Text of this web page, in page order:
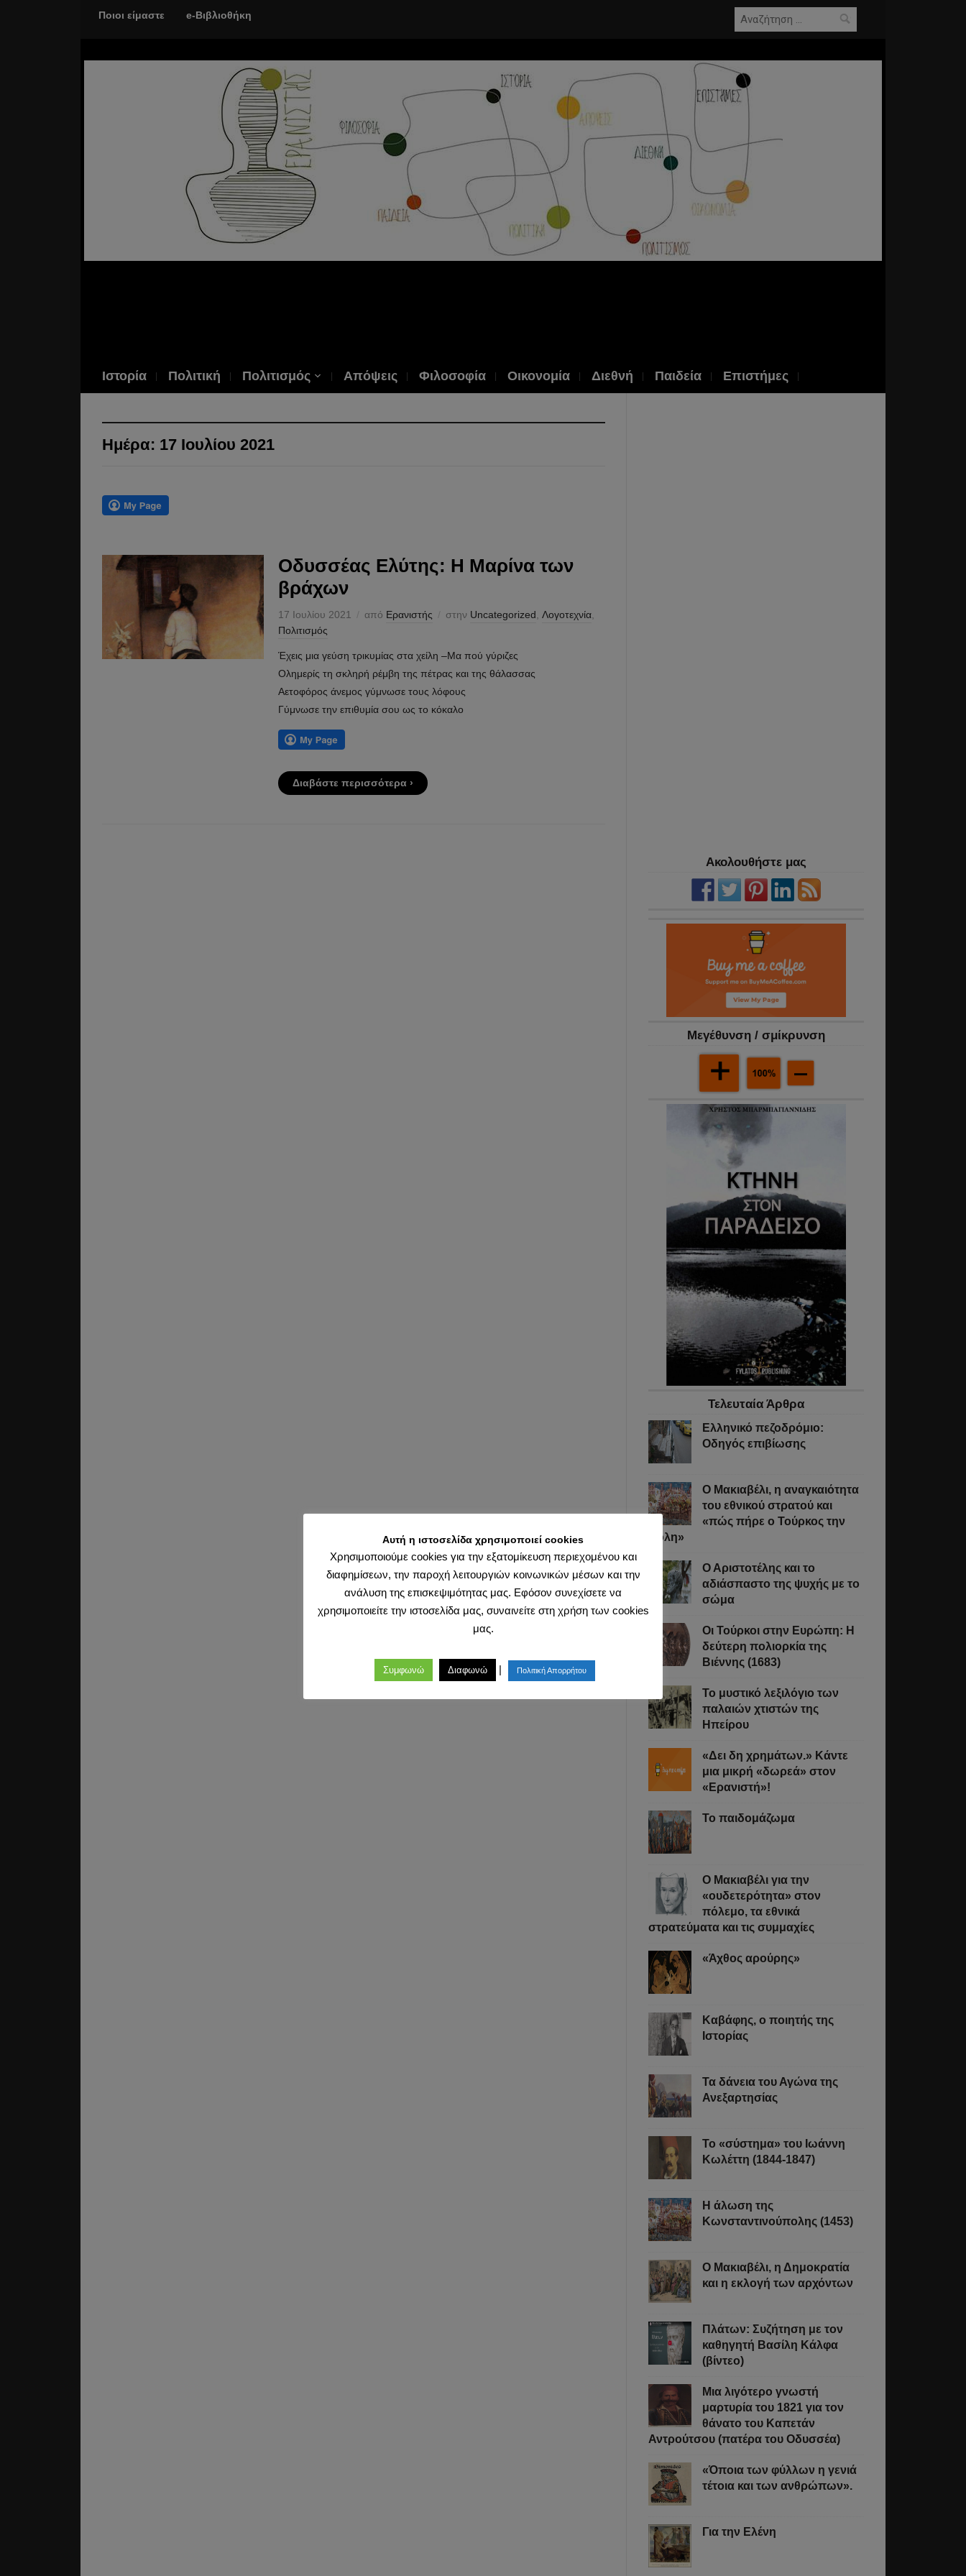
Ποιοι είμαστε e-Βιβλιοθήκη
Αναζήτηση
για:
Ιστορία Πολιτική Πολιτισμός Απόψεις Φιλοσοφία Οικονομία Διεθνή Παιδεία Επιστήμες
Ημέρα: 17 Ιουλίου 2021
Οδυσσέας Ελύτης: Η Μαρίνα των
βράχων
17 Ιουλίου 2021 από Ερανιστής στην Uncategorized Λογοτεχνία
Πολιτισμός
Έχεις μια γεύση τρικυμίας στα χείλη –Μα πού γύριζες
Ολημερίς τη σκληρή ρέμβη της πέτρας και της θάλασσας
Αετοφόρος άνεμος γύμνωσε τους λόφους
Γύμνωσε την επιθυμία σου ως το κόκαλο
Διαβάστε περισσότερα ›
Ακολουθήστε μας
Mεγέθυνση / σμίκρυνση
Τελευταία Άρθρα
Ελληνικό πεζοδρόμιο:
Οδηγός επιβίωσης
Ο Μακιαβέλι, η αναγκαιότητα
του εθνικού στρατού και
«πώς πήρε ο Τούρκος την
Πόλη»
Ο Αριστοτέλης και το
αδιάσπαστο της ψυχής με το
σώμα
Οι Τούρκοι στην Ευρώπη: Η
δεύτερη πολιορκία της
Βιέννης (1683)
Το μυστικό λεξιλόγιο των
παλαιών χτιστών της
Ηπείρου
«Δει δη χρημάτων.» Κάντε
μια μικρή «δωρεά» στον
«Ερανιστή»!
Το παιδομάζωμα
O Μακιαβέλι για την
«ουδετερότητα» στον
πόλεμο, τα εθνικά
στρατεύματα και τις συμμαχίες
«Άχθος αρούρης»
Καβάφης, ο ποιητής της
Ιστορίας
Τα δάνεια του Αγώνα της
Ανεξαρτησίας
Το «σύστημα» του Ιωάννη
Κωλέττη (1844-1847)
Η άλωση της
Κωνσταντινούπολης (1453)
Ο Μακιαβέλι, η Δημοκρατία
και η εκλογή των αρχόντων
Πλάτων: Συζήτηση με τον
καθηγητή Βασίλη Κάλφα
(βίντεο)
Μια λιγότερο γνωστή
μαρτυρία του 1821 για τον
θάνατο του Καπετάν
Αντρούτσου (πατέρα του Οδυσσέα)
«Όποια των φύλλων η γενιά
τέτοια και των ανθρώπων».
Για την Ελένη
Αυτή η ιστοσελίδα χρησιμοποιεί cookies
Χρησιμοποιούμε cookies για την εξατομίκευση περιεχομένου και
διαφημίσεων, την παροχή λειτουργιών κοινωνικών μέσων και την
ανάλυση της επισκεψιμότητας μας. Εφόσον συνεχίσετε να
χρησιμοποιείτε την ιστοσελίδα μας, συναινείτε στη χρήση των cookies
μας.
Συμφωνώ Διαφωνώ | Πολιτική Απορρήτου